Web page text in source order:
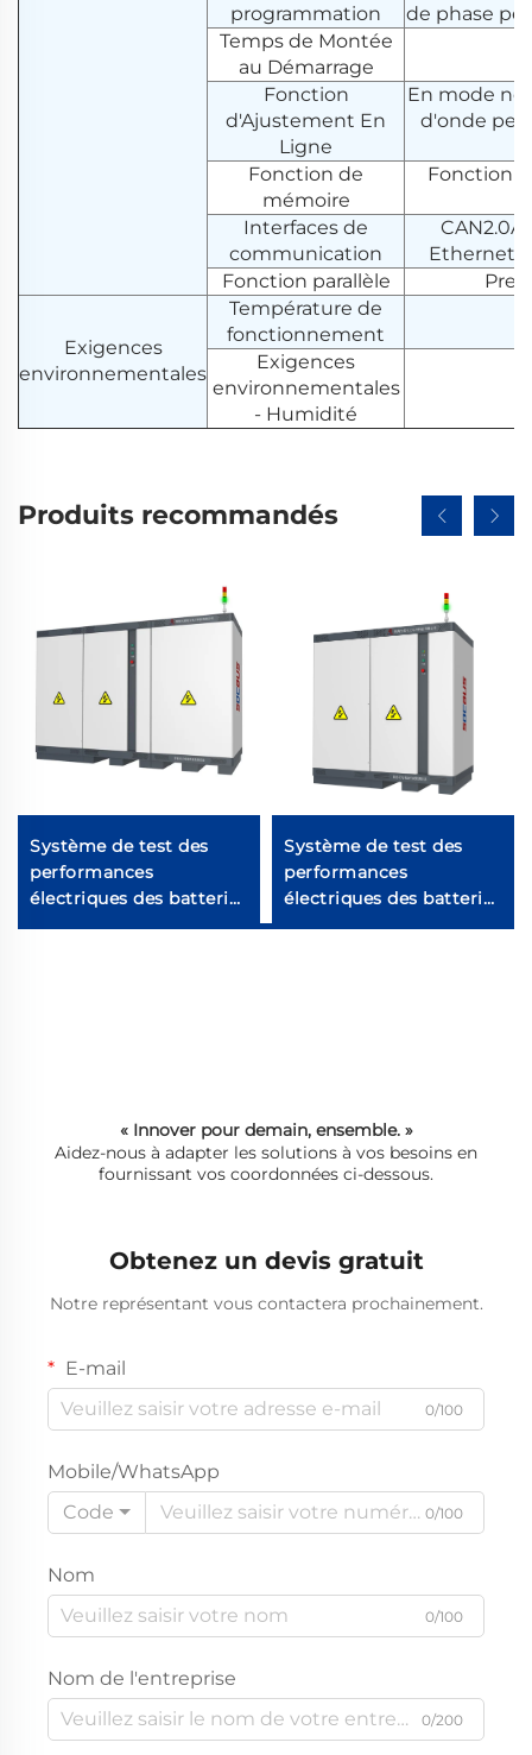
programmation
de phase
Temps de Montée
au Démarrage
Fonction
d'Ajustement En
Ligne
En mode
d'onde
Fonction de
mémoire
Fonction
Interfaces de
communication
Ethernet
Fonction parallèle
Exigences
environnementales
Température de
fonctionnement
Exigences
environnementales
- Humidité
Produits recommandés
Système de test des
performances
électriques des batteries
au lithium (1000V)
Système de test des
performances
électriques des batteries
au lithium (750V)
« Innover pour demain, ensemble. »
Aidez-nous à adapter les solutions à vos besoins en
fournissant vos coordonnées ci-dessous.
Obtenez un devis gratuit
Notre représentant vous contactera prochainement.
E-mail
0/100
Mobile/WhatsApp
Code
0/100
Nom
0/100
Nom de l'entreprise
0/200